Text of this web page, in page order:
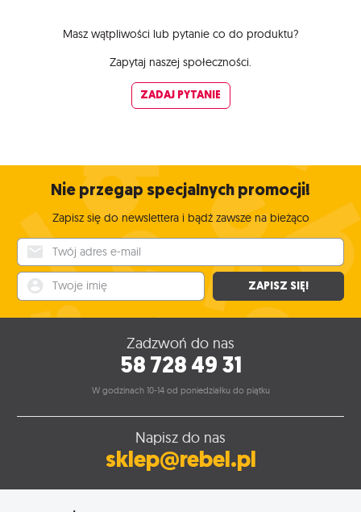
Masz wątpliwości lub pytanie co do produktu?
Zapytaj naszej społeczności.
ZADAJ PYTANIE
Nie przegap specjalnych promocji!
Zapisz się do newslettera i bądź zawsze na bieżąco
ZAPISZ SIĘ!
Zadzwoń do nas
58 728 49 31
W godzinach 10-14 od poniedziałku do piątku
Napisz do nas
sklep@rebel.pl